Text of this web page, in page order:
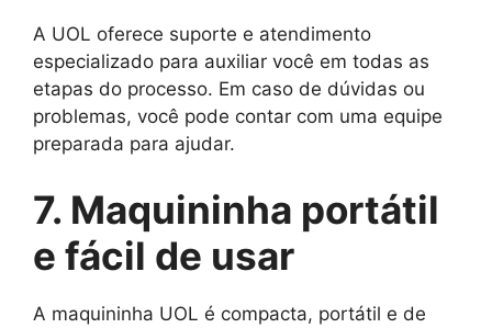
A UOL oferece suporte e atendimento
especializado para auxiliar você em todas as
etapas do processo. Em caso de dúvidas ou
problemas, você pode contar com uma equipe
preparada para ajudar.
7. Maquininha portátil
e fácil de usar
A maquininha UOL é compacta, portátil e de